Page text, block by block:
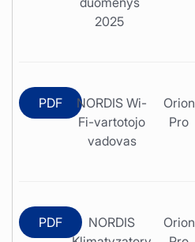
2025
PDF
NORDIS Wi-
Fi-vartotojo
vadovas
Orion
Pro
PDF
NORDIS
Orion